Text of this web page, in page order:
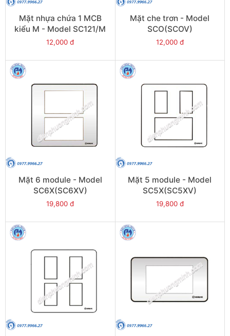
Mặt nhựa chứa 1 MCB
kiểu M - Model SC121/M
12,000 đ
Mặt che trơn - Model
SCO(SCOV)
12,000 đ
Mặt 6 module - Model
SC6X(SC6XV)
19,800 đ
Mặt 5 module - Model
SC5X(SC5XV)
19,800 đ